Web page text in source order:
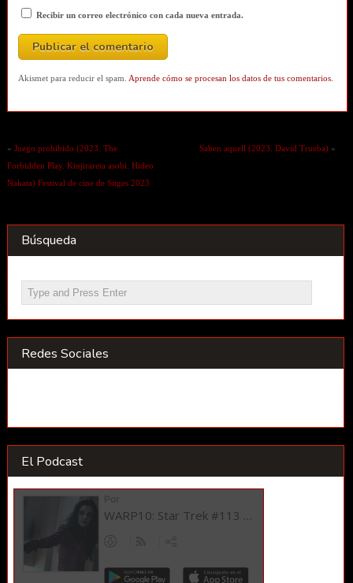
Recibir un correo electrónico con cada nueva entrada.
Akismet para reducir el spam. Aprende cómo se procesan los datos de tus comentarios.
« Juego prohibido (2023. The
Forbidden Play. Kinjirareta asobi. Hideo
Nakata) Festival de cine de Sitges 2023
Saben aquell (2023. David Trueba) »
Búsqueda
Redes Sociales
El Podcast